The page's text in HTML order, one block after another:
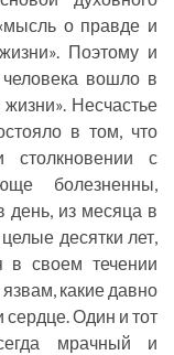
о правде и
Поэтому и
человека вошло в
Несчастье
в том, что
столкновении с
болезненны,
день, из месяца в
десятки лет,
в своем течении
какие давно
Один и тот
мрачный и